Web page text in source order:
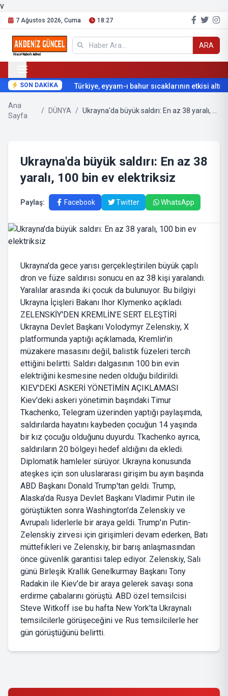
v
7 Ağustos 2026, Cuma 18:27
ARA
SON DAKİKA Türkiye, eyyam-ı bahur sıcaklarının etkisi
Ana
Sayfa
/ DÜNYA /
Ukrayna'da büyük saldırı: En az 38
yaralı, 100 bin ev elektriksiz
Paylaş: Facebook Twitter WhatsApp
Ukrayna'da gece yarısı gerçekleştirilen büyük çaplı
dron ve füze saldırısı sonucu en az 38 kişi yaralandı.
Yaralılar arasında iki çocuk da bulunuyor. Bu bilgiyi
Ukrayna İçişleri Bakanı Ihor Klymenko açıkladı.
ZELENSKİY'DEN KREMLİN'E SERT ELEŞTİRİ
Ukrayna Devlet Başkanı Volodymyr Zelenskiy, X
platformunda yaptığı açıklamada, Kremlin'in
müzakere masasını değil, balistik füzeleri tercih
ettiğini belirtti. Saldırı dalgasının 100 bin evin
elektriğini kesmesine neden olduğu bildirildi.
KIEV'DEKİ ASKERİ YÖNETİMİN AÇIKLAMASI
Kiev'deki askeri yönetimin başındaki Timur
Tkachenko, Telegram üzerinden yaptığı paylaşımda,
saldırılarda hayatını kaybeden çocuğun 14 yaşında
bir kız çocuğu olduğunu duyurdu. Tkachenko ayrıca,
saldırıların 20 bölgeyi hedef aldığını da ekledi.
Diplomatik hamleler sürüyor. Ukrayna konusunda
ateşkes için son uluslararası girişim bu ayın başında
ABD Başkanı Donald Trump'tan geldi. Trump,
Alaska'da Rusya Devlet Başkanı Vladimir Putin ile
görüştükten sonra Washington'da Zelenskiy ve
Avrupalı liderlerle bir araya geldi. Trump'ın Putin-
Zelenskiy zirvesi için girişimleri devam ederken, Batı
müttefikleri ve Zelenskiy, bir barış anlaşmasından
önce güvenlik garantisi talep ediyor. Zelenskiy, Salı
günü Birleşik Krallık Genelkurmay Başkanı Tony
Radakin ile Kiev'de bir araya gelerek savaşı sona
erdirme çabalarını görüştü. ABD özel temsilcisi
Steve Witkoff ise bu hafta New York'ta Ukraynalı
temsilcilerle görüşeceğini ve Rus temsilcilerle her
gün görüştüğünü belirtti.